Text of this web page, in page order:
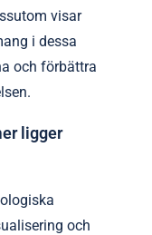
visar
i dessa
och förbättra
ligger
och